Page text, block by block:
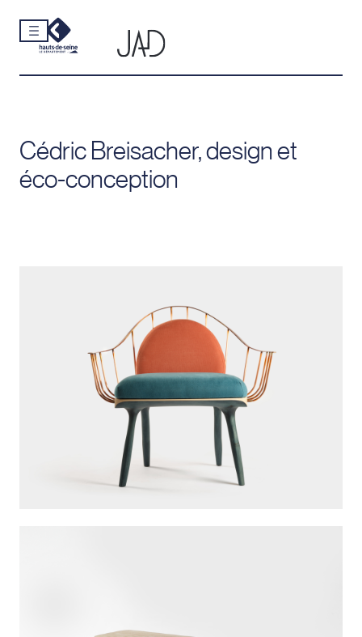
Aller
contenu
Cédric Breisacher, design et
éco-conception